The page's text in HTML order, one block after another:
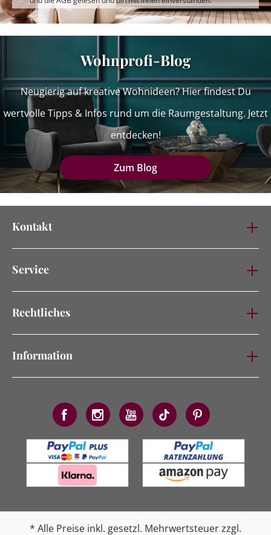
Wohnprofi-Blog
Neugierig auf kreative Wohnideen? Hier findest Du
wertvolle Tipps & Infos rund um die Raumgestaltung. Jetzt
entdecken!
Zum Blog
Kontakt
Service
Rechtliches
Information
* Alle Preise inkl. gesetzl. Mehrwertsteuer zzgl.